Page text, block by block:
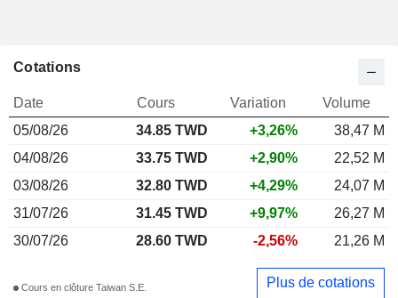
Cotations
Date Cours Variation
Volume
05/08/26
34.85 TWD +3,26%
38,47 M
04/08/26
33.75 TWD +2,90%
22,52 M
03/08/26
32.80 TWD +4,29%
24,07 M
31/07/26
31.45 TWD +9,97%
26,27 M
30/07/26
28.60 TWD -2,56% 21,26 M
Cours en clôture Taiwan S.E. Plus de cotations